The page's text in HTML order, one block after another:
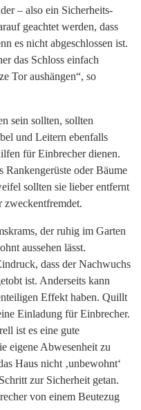
– also ein Sicherheits-
geachtet werden, dass
es nicht abgeschlossen ist.
das Schloss einfach
Tor aushängen“, so
sein sollten, sollten
und Leitern ebenfalls
für Einbrecher dienen.
Rankengerüste oder Bäume
sollten sie lieber entfernt
zweckentfremdet.
der ruhig im Garten
aussehen lässt.
dass der Nachwuchs
ist. Anderseits kann
Effekt haben. Quillt
Einladung für Einbrecher.
ist es eine gute
eigene Abwesenheit zu
Haus nicht ‚unbewohnt‘
zur Sicherheit getan.
von einem Beutezug